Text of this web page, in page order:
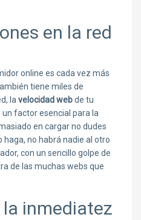
en la red
online es cada vez más
tiene miles de
lavelocidad webde tu
factor esencial para la
en cargar no dudes
no habrá nadie al otro
con un sencillo golpe de
de las muchas webs que
inmediatez